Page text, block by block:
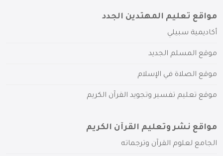
مواقع تعليم المهتدين الجدد
أكاديمية سبيلي
موقع المسلم الجديد
موقع الصلاة في الإسلام
موقع تعليم تفسير وتجويد القرآن الكريم
مواقع نشر وتعليم القرآن الكريم
الجامع لعلوم القرآن وترجماته